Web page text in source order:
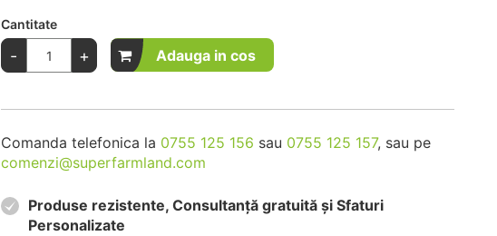
Cantitate
- + Adauga in cos
Comanda telefonica la 0755 125 156 sau 0755 125 157, sau pe
comenzi@superfarmland.com
Produse rezistente, Consultanță gratuită și Sfaturi
Personalizate